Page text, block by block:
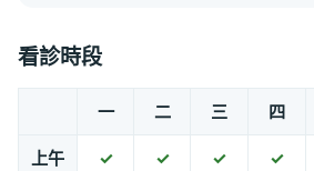
看診時段
一 二 三 四
上午 ✓ ✓ ✓ ✓